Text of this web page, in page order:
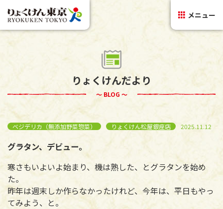
メニュー
りょくけんだより
～ BLOG ～
ベジデリカ（無添加野菜惣菜） りょくけん松屋銀座店 2025.11.12
グラタン、デビュー。
寒さもいよいよ始まり、機は熟した、とグラタンを始め
た。
昨年は週末しか作らなかったけれど、今年は、平日もやっ
てみよう、と。